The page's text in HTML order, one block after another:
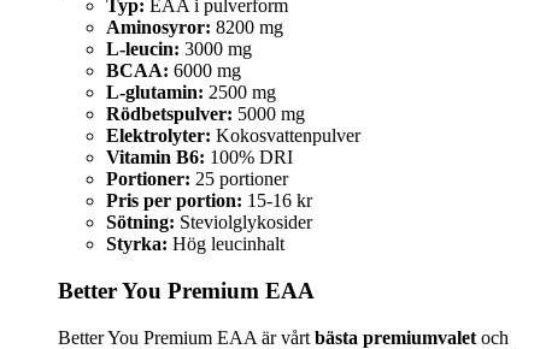
Typ: EAA i pulverform
Aminosyror: 8200 mg
L-leucin: 3000 mg
BCAA: 6000 mg
L-glutamin: 2500 mg
Rödbetspulver: 5000 mg
Elektrolyter: Kokosvattenpulver
Vitamin B6: 100% DRI
Portioner: 25 portioner
Pris per portion: 15-16 kr
Sötning: Steviolglykosider
Styrka: Hög leucinhalt
Better You Premium EAA
Better You Premium EAA är vårt bästa premiumvalet och